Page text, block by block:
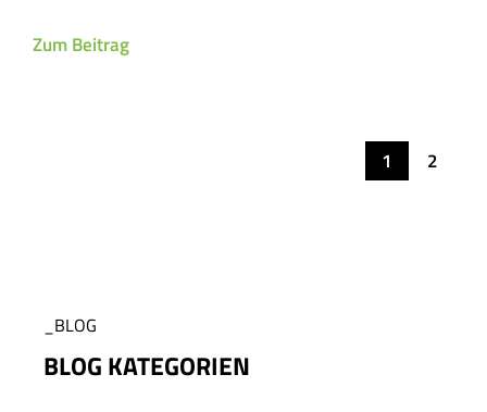
Zum Beitrag
1 2
_BLOG
BLOG KATEGORIEN